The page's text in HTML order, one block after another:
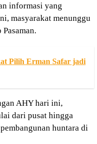
informasi yang
masyarakat menunggu
Pilih Erman Safar jadi
AHY hari ini,
dari pusat hingga
huntara di